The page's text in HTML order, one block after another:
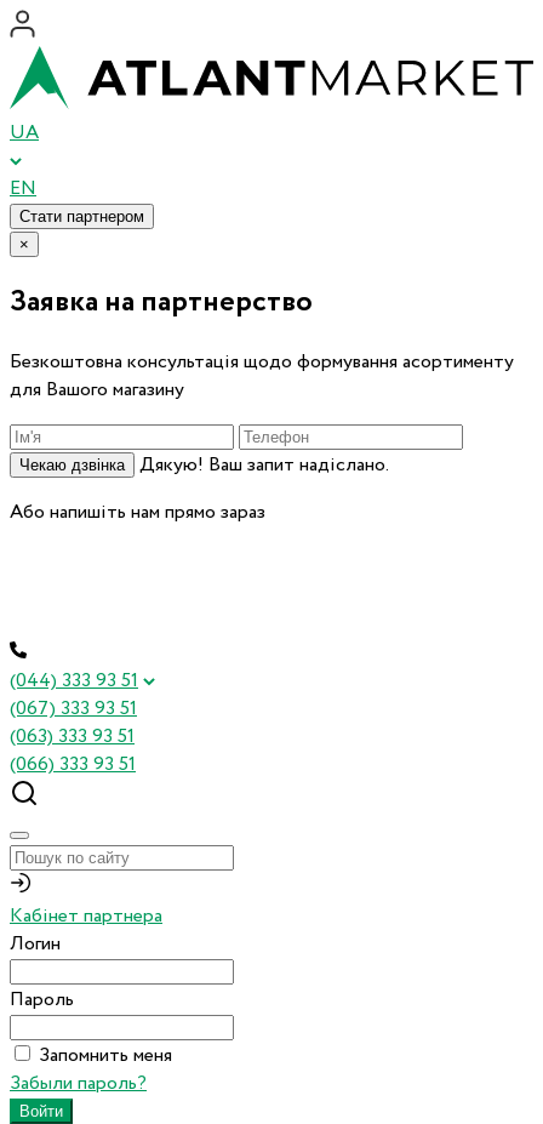
UA
EN
Стати партнером
×
Заявка на партнерство
Безкоштовна консультація щодо формування асортименту
для Вашого магазину
Чекаю дзвінка
Дякую! Ваш запит надіслано.
Або напишіть нам прямо зараз
(044) 333 93 51
(067) 333 93 51
(063) 333 93 51
(066) 333 93 51
Кабінет партнера
Логин
Пароль
Запомнить меня
Забыли пароль?